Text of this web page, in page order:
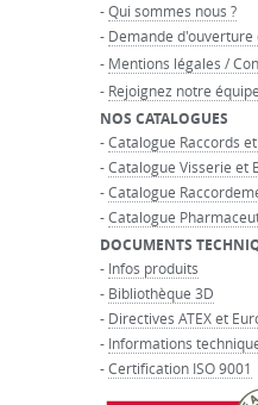
-Qui sommes nous ?
- Demande d'ouverture
- Mentions légales /
- Rejoignez notre équipe
NOS CATALOGUES
-Catalogue Raccords
-Catalogue Visserie et
-Catalogue
-Catalogue
DOCUMENTS
- Infos produits
- Bibliothèque 3D
- Directives ATEX et
- Informations
-Certification ISO 9001